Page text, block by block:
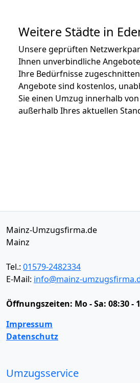
Weitere Städte in
Unsere geprüften
Ihnen unverbindliche
Ihre Bedürfnisse
Angebote sind kostenlos,
Sie einen Umzug innerhalb
außerhalb Ihres aktuellen
Mainz-Umzugsfirma.de
Mainz
Tel.: 01579-2482334
E-Mail: info@mainz-
Öffnungszeiten: Mo - Sa: 08:30 -
Impressum
Datenschutz
Umzugsservice